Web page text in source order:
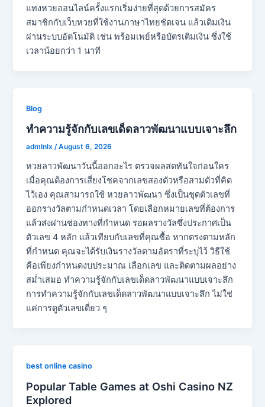
แทงหวยออนไลน์ครั้งแรกเริ่มง่ายที่สุดด้วยการสมัคร
สมาชิกกับเว็บหวยที่ใช้งานภาษาไทยชัดเจน แล้วเติมเงิน
ผ่านระบบอัตโนมัติ เช่น พร้อมเพย์หรือบัตรเติมเงิน ซึ่งใช้
เวลาน้อยกว่า 1 นาที
Blog
ทำความรู้จักกับเลขเด็ดลาวพัฒนาแบบเจาะลึก
admlnlx/August 6, 2026
หวยลาวพัฒนาวันนี้ออกอะไร ตรวจผลสดทันใจก่อนใคร
เมื่อคุณต้องการเสี่ยงโชคจากเลขสองตัวหรือสามตัวที่คิด
ไว้เอง คุณสามารถใช้ หวยลาวพัฒนา ซึ่งเป็นชุดตัวเลขที่
ออกรางวัลตามกำหนดเวลา โดยเลือกหมายเลขที่ต้องการ
แล้วส่งผ่านช่องทางที่กำหนด รอผลรางวัลซึ่งประกาศเป็น
ตัวเลข 4 หลัก แล้วเทียบกับเลขที่คุณซื้อ หากตรงตามหลัก
ที่กำหนด คุณจะได้รับเงินรางวัลตามอัตราที่ระบุไว้ วิธีใช้
คือเพียงกำหนดงบประมาณ เลือกเลข และติดตามผลอย่าง
สม่ำเสมอ ทำความรู้จักกับเลขเด็ดลาวพัฒนาแบบเจาะลึก
การทำความรู้จักกับเลขเด็ดลาวพัฒนาแบบเจาะลึก ไม่ใช่
แค่การดูตัวเลขเดี่ยว ๆ
best online casino
Popular Table Games at Oshi Casino NZ
Explored